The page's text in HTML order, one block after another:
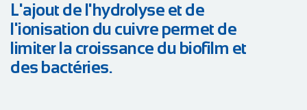
L'ajout de l'hydrolyse et de
l'ionisation du cuivre permet de
limiter la croissance du biofilm et
des bactéries.